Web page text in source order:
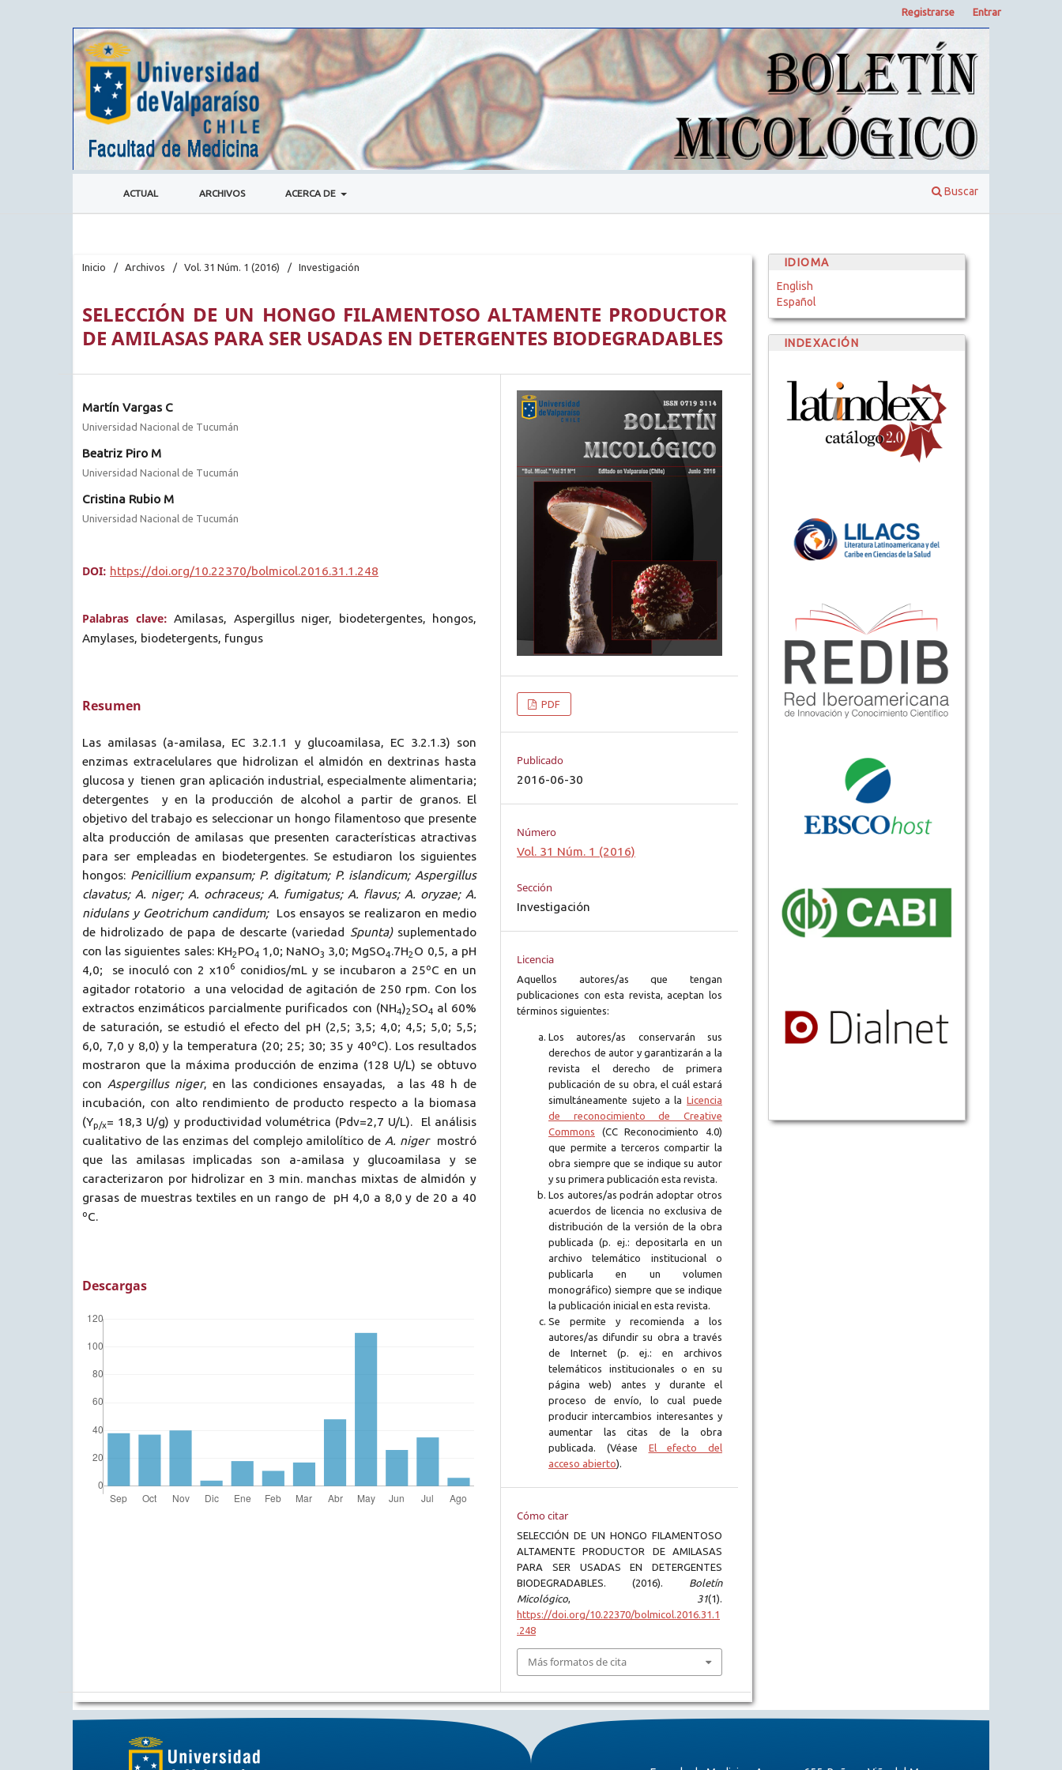
ACTUAL ARCHIVOS ACERCA DE Buscar
Registrarse Entrar
Inicio / Archivos / Vol. 31 Núm. 1 (2016) / Investigación
SELECCIÓN DE UN HONGO FILAMENTOSO ALTAMENTE PRODUCTOR
DE AMILASAS PARA SER USADAS EN DETERGENTES BIODEGRADABLES
Martín Vargas C
Universidad Nacional de Tucumán
Beatriz Piro M
Universidad Nacional de Tucumán
Cristina Rubio M
Universidad Nacional de Tucumán
DOI: https://doi.org/10.22370/bolmicol.2016.31.1.248
Palabras clave: Amilasas, Aspergillus niger, biodetergentes, hongos,
Amylases, biodetergents, fungus
Resumen
Las amilasas (a-amilasa, EC 3.2.1.1 y glucoamilasa, EC 3.2.1.3) son
enzimas extracelulares que hidrolizan el almidón en dextrinas hasta
glucosa y tienen gran aplicación industrial, especialmente alimentaria;
detergentes y en la producción de alcohol a partir de granos. El
objetivo del trabajo es seleccionar un hongo filamentoso que presente
alta producción de amilasas que presenten características atractivas
para ser empleadas en biodetergentes. Se estudiaron los siguientes
hongos: Penicillium expansum; P. digitatum; P. islandicum; Aspergillus
clavatus; A. niger; A. ochraceus; A. fumigatus; A. flavus; A. oryzae; A.
nidulans y Geotrichum candidum; Los ensayos se realizaron en medio
de hidrolizado de papa de descarte (variedad Spunta)suplementado
con las siguientes sales: KH2 PO4 1,0; NaNO3 3,0; MgSO4.7H2 O 0,5, a pH
4,0; se inoculó con 2 x106
conidios/mL y se incubaron a 25ºC en un
agitador rotatorio a una velocidad de agitación de 250 rpm. Con los
extractos enzimáticos parcialmente purificados con (NH4)2 SO4 al 60%
de saturación, se estudió el efecto del pH (2,5; 3,5; 4,0; 4,5; 5,0; 5,5;
6,0, 7,0 y 8,0) y la temperatura (20; 25; 30; 35 y 40ºC). Los resultados
mostraron que la máxima producción de enzima (128 U/L) se obtuvo
con Aspergillus niger, en las condiciones ensayadas, a las 48 h de
incubación, con alto rendimiento de producto respecto a la biomasa
(Yp/x= 18,3 U/g) y productividad volumétrica (Pdv=2,7 U/L). El análisis
cualitativo de las enzimas del complejo amilolítico de A. nigermostró
que las amilasas implicadas son a-amilasa y glucoamilasa y se
caracterizaron por hidrolizar en 3 min. manchas mixtas de almidón y
grasas de muestras textiles en un rango de pH 4,0 a 8,0 y de 20 a 40
ºC.
Descargas
PDF
Publicado
2016-06-30
Número
Vol. 31 Núm. 1 (2016)
Sección
Investigación
Licencia
Aquellos autores/as que tengan
publicaciones con esta revista, aceptan los
términos siguientes:
Los autores/as conservarán sus
derechos de autor y garantizarán a la
revista el derecho de primera
publicación de su obra, el cuál estará
simultáneamente sujeto a la Licencia
de reconocimiento de Creative
Commons (CC Reconocimiento 4.0)
que permite a terceros compartir la
obra siempre que se indique su autor
y su primera publicación esta revista.
Los autores/as podrán adoptar otros
acuerdos de licencia no exclusiva de
distribución de la versión de la obra
publicada (p. ej.: depositarla en un
archivo telemático institucional o
publicarla en un volumen
monográfico) siempre que se indique
la publicación inicial en esta revista.
Se permite y recomienda a los
autores/as difundir su obra a través
de Internet (p. ej.: en archivos
telemáticos institucionales o en su
página web) antes y durante el
proceso de envío, lo cual puede
producir intercambios interesantes y
aumentar las citas de la obra
publicada. (Véase El efecto del
acceso abierto).
Cómo citar
SELECCIÓN DE UN HONGO FILAMENTOSO
ALTAMENTE PRODUCTOR DE AMILASAS
PARA SER USADAS EN DETERGENTES
BIODEGRADABLES. (2016). Boletín
Micológico, 31(1).
https://doi.org/10.22370/bolmicol.2016.31.1
.248
Más formatos de cita
IDIOMA
English
Español
INDEXACIÓN